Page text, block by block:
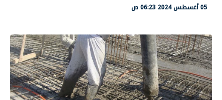
05 أغسطس 2024 06:23 ص